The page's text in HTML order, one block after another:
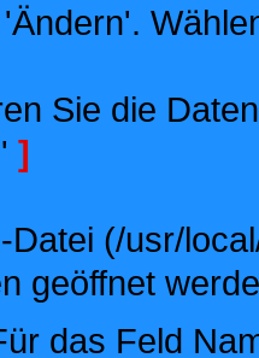
Sie die
]
Datei (/usr/
geöffnet
das Feld